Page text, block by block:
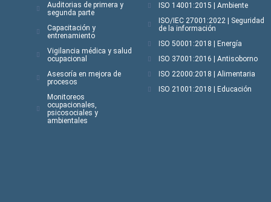
Auditorias de primera y
segunda parte
Capacitación y
entrenamiento
Vigilancia médica y salud
ocupacional
Asesoría en mejora de
procesos
Monitoreos
ocupacionales,
psicosociales y
ambientales
ISO 14001:2015 | Ambiente
ISO/IEC 27001:2022 | Seguridad
de la información
ISO 50001:2018 | Energía
ISO 37001:2016 | Antisoborno
ISO 22000:2018 | Alimentaria
ISO 21001:2018 | Educación